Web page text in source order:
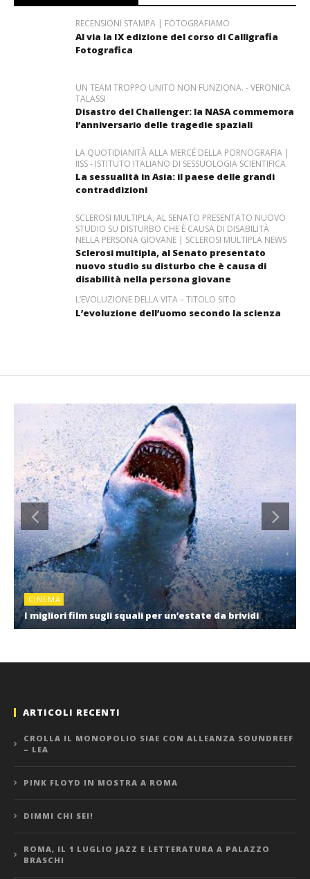
RECENSIONI STAMPA | FOTOGRAFIAMO
Al via la IX edizione del corso di Calligrafia
Fotografica
UN TEAM TROPPO UNITO NON FUNZIONA. - VERONICA
TALASSI
Disastro del Challenger: la NASA commemora
l’anniversario delle tragedie spaziali
LA QUOTIDIANITÀ ALLA MERCÉ DELLA PORNOGRAFIA |
IISS - ISTITUTO ITALIANO DI SESSUOLOGIA SCIENTIFICA
La sessualità in Asia: il paese delle grandi
contraddizioni
SCLEROSI MULTIPLA, AL SENATO PRESENTATO NUOVO
STUDIO SU DISTURBO CHE È CAUSA DI DISABILITÀ
NELLA PERSONA GIOVANE | SCLEROSI MULTIPLA NEWS
Sclerosi multipla, al Senato presentato
nuovo studio su disturbo che è causa di
disabilità nella persona giovane
L’EVOLUZIONE DELLA VITA – TITOLO SITO
L’evoluzione dell’uomo secondo la scienza
CINEMA
I migliori film sugli squali per un’estate da brividi
ARTICOLI RECENTI
CROLLA IL MONOPOLIO SIAE CON ALLEANZA SOUNDREEF
– LEA
PINK FLOYD IN MOSTRA A ROMA
DIMMI CHI SEI!
ROMA, IL 1 LUGLIO JAZZ E LETTERATURA A PALAZZO
BRASCHI